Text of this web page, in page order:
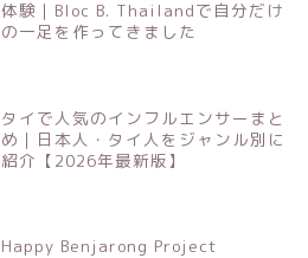
体験｜Bloc B. Thailandで自分だけ
の一足を作ってきました
タイで人気のインフルエンサーまと
め｜日本人・タイ人をジャンル別に
紹介【2026年最新版】
Happy Benjarong Project